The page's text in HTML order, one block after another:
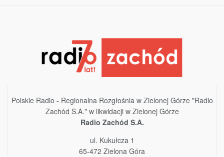
Polskie Radio - Regionalna Rozgłośnia w Zielonej Górze "Radio
Zachód S.A." w likwidacji w Zielonej Górze
Radio Zachód S.A.
ul. Kukułcza 1
65-472 Zielona Góra